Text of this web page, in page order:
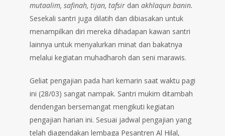
mutaalim, safinah, tijan, tafsir dan akhlaqun banin.
Sesekali santri juga dilatih dan dibiasakan untuk
menampilkan diri mereka dihadapan kawan santri
lainnya untuk menyalurkan minat dan bakatnya
melalui kegiatan muhadharoh dan seni marawis.
Geliat pengajian pada hari kemarin saat waktu pagi
ini (28/03) sangat nampak. Santri mukim ditambah
dendengan bersemangat mengikuti kegiatan
pengajian harian ini. Sesuai jadwal pengajian yang
telah diagendakan lembaga Pesantren Al Hilal,